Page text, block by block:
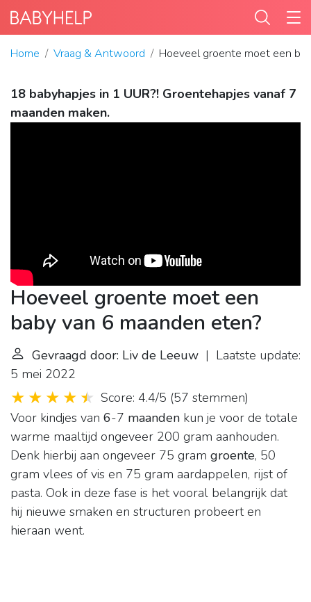
Home Vraag & Antwoord Hoeveel groente moet een
18 babyhapjes in 1 UUR?! Groentehapjes vanaf 7
maanden maken.
Hoeveel groente moet een
baby van 6 maanden eten?
Gevraagd door: Liv de Leeuw | Laatste update:
5 mei 2022
Score: 4.4/5 (57 stemmen)
Voor kindjes van 6-7 maanden kun je voor de totale
warme maaltijd ongeveer 200 gram aanhouden.
Denk hierbij aan ongeveer 75 gram groente, 50
gram vlees of vis en 75 gram aardappelen, rijst of
pasta. Ook in deze fase is het vooral belangrijk dat
hij nieuwe smaken en structuren probeert en
hieraan went.